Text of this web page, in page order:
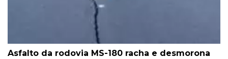
Asfalto da rodovia MS-180 racha e desmorona